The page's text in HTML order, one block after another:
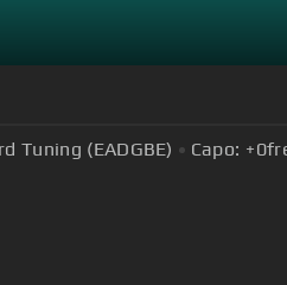
Tuning (EADGBE) Capo: +0